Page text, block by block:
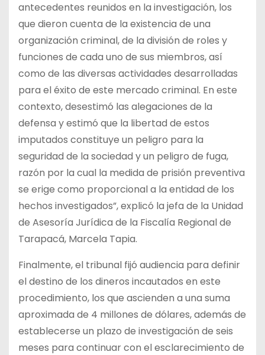
antecedentes reunidos en la investigación, los
que dieron cuenta de la existencia de una
organización criminal, de la división de roles y
funciones de cada uno de sus miembros, así
como de las diversas actividades desarrolladas
para el éxito de este mercado criminal. En este
contexto, desestimó las alegaciones de la
defensa y estimó que la libertad de estos
imputados constituye un peligro para la
seguridad de la sociedad y un peligro de fuga,
razón por la cual la medida de prisión preventiva
se erige como proporcional a la entidad de los
hechos investigados”, explicó la jefa de la Unidad
de Asesoría Jurídica de la Fiscalía Regional de
Tarapacá, Marcela Tapia.
Finalmente, el tribunal fijó audiencia para definir
el destino de los dineros incautados en este
procedimiento, los que ascienden a una suma
aproximada de 4 millones de dólares, además de
establecerse un plazo de investigación de seis
meses para continuar con el esclarecimiento de